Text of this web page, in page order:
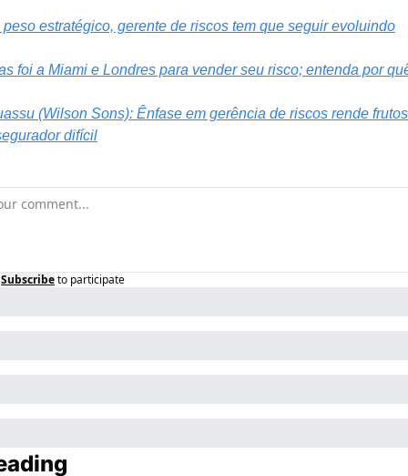
estratégico, gerente de riscos tem que seguir evoluindo
foi a Miami e Londres para vender seu risco; entenda por
(Wilson Sons): Ênfase em gerência de riscos rende
difícil
Subscribeto participate